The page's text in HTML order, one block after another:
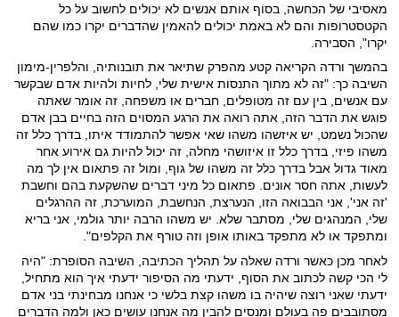
מאסיבי של הכחשה, בסוף אותם אנשים לא יכולים לחשוב על כל
הקטסטרופות והם לא באמת יכולים להאמין שהדברים יקרו כמו שהם
יקרו", הסבירה.
בהמשך ורדה הקריאה קטע מהפרק שתיאר את תובנותיה, והלפרין-מימון
השיבה כך: "זה לא מתוך התנסות אישית שלי, לחיות ולהיות אדם שבקשר
עם אנשים, בין עם זה מטופלים, חברים או משפחה, זה אומר שאתה
פוגש את הדבר הזה, אתה רואה את הרגע המסוים הזה בחיים בבן אדם
שהכול נשמט, יש איזשהו משהו שאי אפשר להתמודד איתו, בדרך כלל זה
משהו פיזי, בדרך כלל זו איזושהי מחלה, זה יכול להיות גם אירוע אחר
מאוד גדול אבל בדרך כלל זה משהו של גוף, ומול זה פתאום אין לך מה
לעשות, אתה חסר אונים. פתאום כל מיני דברים שהשקעת בהם וחשבת
'זה אני', אני הבבואה הזו, הנערצת, הנחשבת, המוערכת, זה ההרגלים
שלי, המנהגים שלי, מסתבר שלא. יש משהו הרבה יותר גולמי, אני בריא
ומתפקד או לא מתפקד באותו אופן וזה טורף את הקלפים".
לאחר מכן כאשר ורדה שאלה על תהליך הכתיבה, השיבה הסופרת: "היה
לי הכי קשה לכתוב את הסוף, ידעתי מה הסיפור ידעתי איך הוא מתחיל,
ידעתי שאני רוצה שיהיה בו משהו קצת בלשי כי אנחנו מבחינתי בני אדם
מסתובבים פה בעולם ומנסים להבין מה אנחנו עושים כאן ולמה הדברים